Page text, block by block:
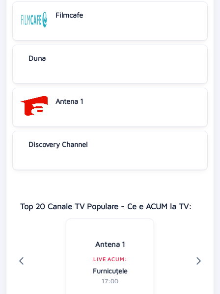
Filmcafe
Duna
Antena 1
Discovery Channel
Top 20 Canale TV Populare - Ce e ACUM la TV:
Antena 1
LIVE ACUM:
Furnicuțele
17:00